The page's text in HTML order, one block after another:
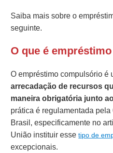
Saiba mais sobre o
seguinte.
O que é
O empréstimo compulsório é
arrecadação de recursos
maneira obrigatória junto
prática é regulamentada
Brasil, especificamente no
União instituir essetipo de
excepcionais.